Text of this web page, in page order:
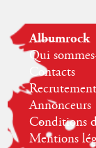
Albumrock
Qui
Contacts
Recrutement
Annonceurs
Conditions
Mentions